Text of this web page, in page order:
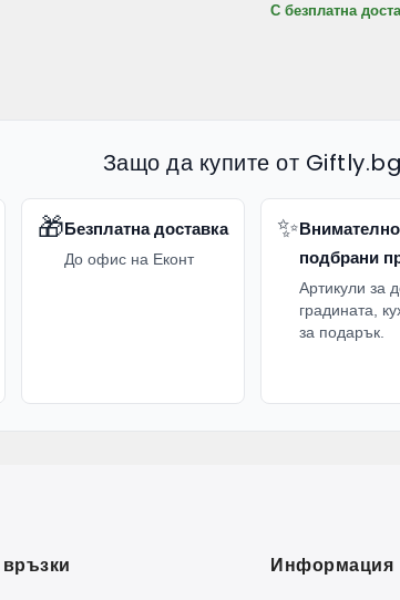
С безплатна
Защо да купите от Giftly.bg
🎁Безплатна доставка
До офис на Еконт
✨Внимателно
подбрани
Артикули за
градината,
за подарък.
Информация